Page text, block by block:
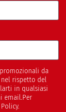
da
rispetto del
in qualsiasi
email.Per